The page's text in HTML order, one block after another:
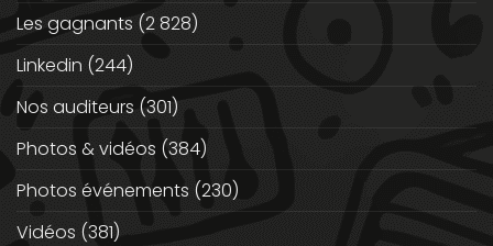
Les gagnants (2 828)
Linkedin (244)
Nos auditeurs (301)
Photos & vidéos (384)
Photos événements (230)
Vidéos (381)